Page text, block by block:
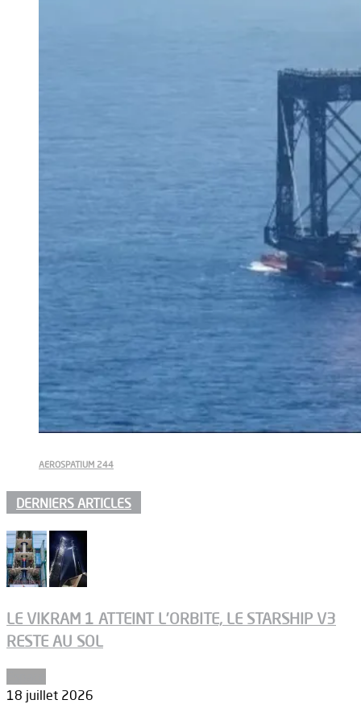
AEROSPATIUM 244
DERNIERS ARTICLES
LE VIKRAM 1 ATTEINT L’ORBITE, LE STARSHIP V3
RESTE AU SOL
18 juillet 2026